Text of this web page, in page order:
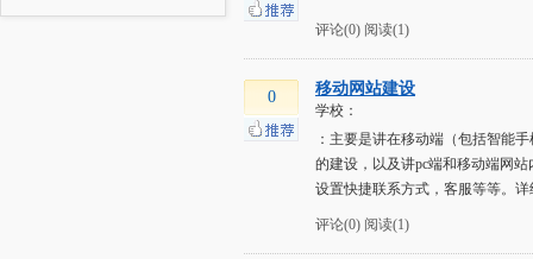
评论(0) 阅读(1)
0 移动网站建设
学校：
：主要是讲在移动端（包括智能
的建设，以及讲pc端和移动端网
设置快捷联系方式，客服等等。详
评论(0) 阅读(1)